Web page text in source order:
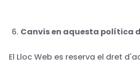
Canvis en aquesta política
El Lloc Web es reserva el dret